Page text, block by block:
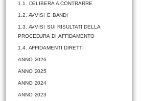
1.1. DELIBERA A CONTRARRE
1.2. AVVISI E BANDI
1.3. AVVISI SUI RISULTATI DELLA
PROCEDURA DI AFFIDAMENTO
1.4. AFFIDAMENTI DIRETTI
ANNO 2026
ANNO 2025
ANNO 2024
ANNO 2023